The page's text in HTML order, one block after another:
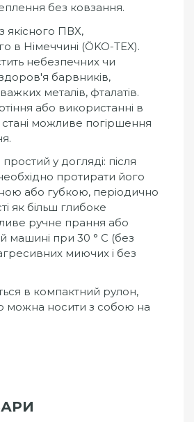
без ковзання.
якісного ПВХ,
в Німеччині (ÖKO-TEX).
небезпечних чи
барвників,
металів, фталатів.
або використанні в
можливе погіршення
у догляді: після
протирати його
або губкою, періодично
як більш глибоке
ручне прання або
машині при 30 ° С (без
миючих і без
в компактний рулон,
можна носити з собою на